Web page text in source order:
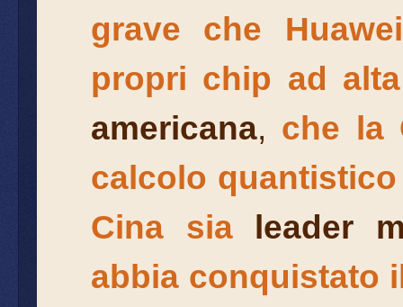
grave che
propri chip ad
americana, che la
calcolo
Cina sia
leader
abbia conquistato